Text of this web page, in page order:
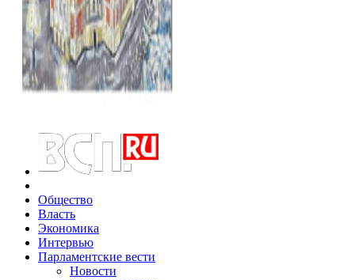
Общество
Власть
Экономика
Интервью
Парламентские вести
Новости